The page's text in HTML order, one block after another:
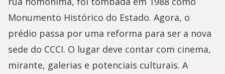
Monumento Histórico do Estado. Agora, o
prédio passa por uma reforma para ser a nova
sede do CCCI. O lugar deve contar com cinema,
mirante, galerias e potenciais culturais. A